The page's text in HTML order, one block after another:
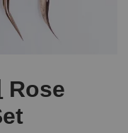
Rose